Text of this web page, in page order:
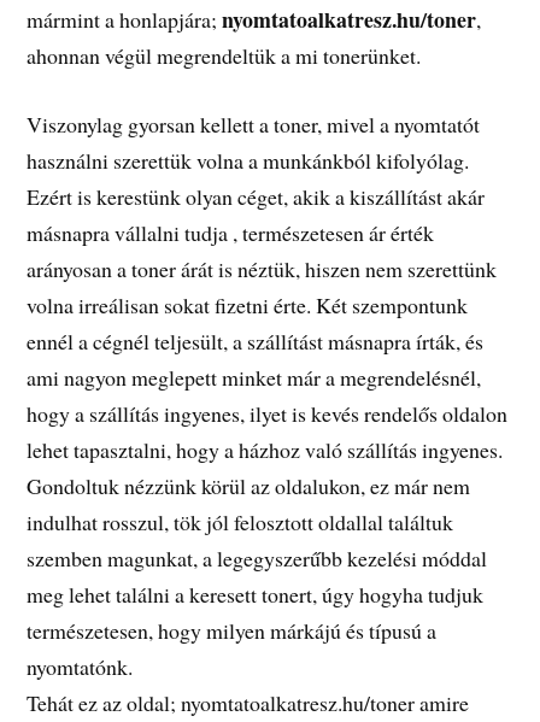
mármint a honlapjára;nyomtatoalkatresz.hu/toner,
ahonnan végül megrendeltük a mi tonerünket.
Viszonylag gyorsan kellett a toner, mivel a nyomtatót
használni szerettük volna a munkánkból kifolyólag.
Ezért is kerestünk olyan céget, akik a kiszállítást akár
másnapra vállalni tudja , természetesen ár érték
arányosan a toner árát is néztük, hiszen nem szerettünk
volna irreálisan sokat fizetni érte. Két szempontunk
ennél a cégnél teljesült, a szállítást másnapra írták, és
ami nagyon meglepett minket már a megrendelésnél,
hogy a szállítás ingyenes, ilyet is kevés rendelős oldalon
lehet tapasztalni, hogy a házhoz való szállítás ingyenes.
Gondoltuk nézzünk körül az oldalukon, ez már nem
indulhat rosszul, tök jól felosztott oldallal találtuk
szemben magunkat, a legegyszerűbb kezelési móddal
meg lehet találni a keresett tonert, úgy hogyha tudjuk
természetesen, hogy milyen márkájú és típusú a
nyomtatónk.
Tehát ez az oldal; nyomtatoalkatresz.hu/toner amire